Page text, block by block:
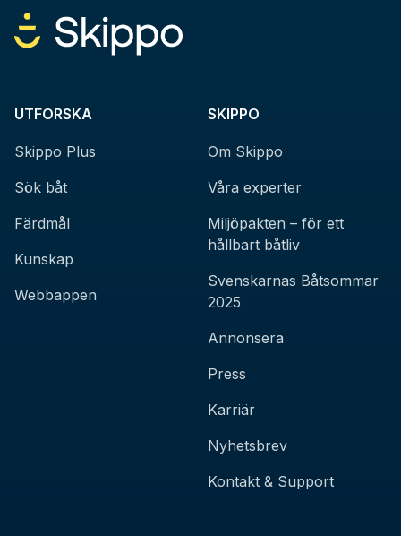
UTFORSKA
Skippo Plus
Sök båt
Färdmål
Kunskap
Webbappen
SKIPPO
Om Skippo
Våra experter
Miljöpakten – för ett
hållbart båtliv
Svenskarnas Båtsommar
2025
Annonsera
Press
Karriär
Nyhetsbrev
Kontakt & Support